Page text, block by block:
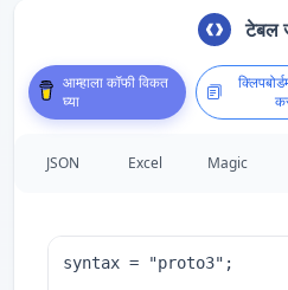
टेबल
आम्हाला कॉफी विकत
घ्या
JSON Excel Magic